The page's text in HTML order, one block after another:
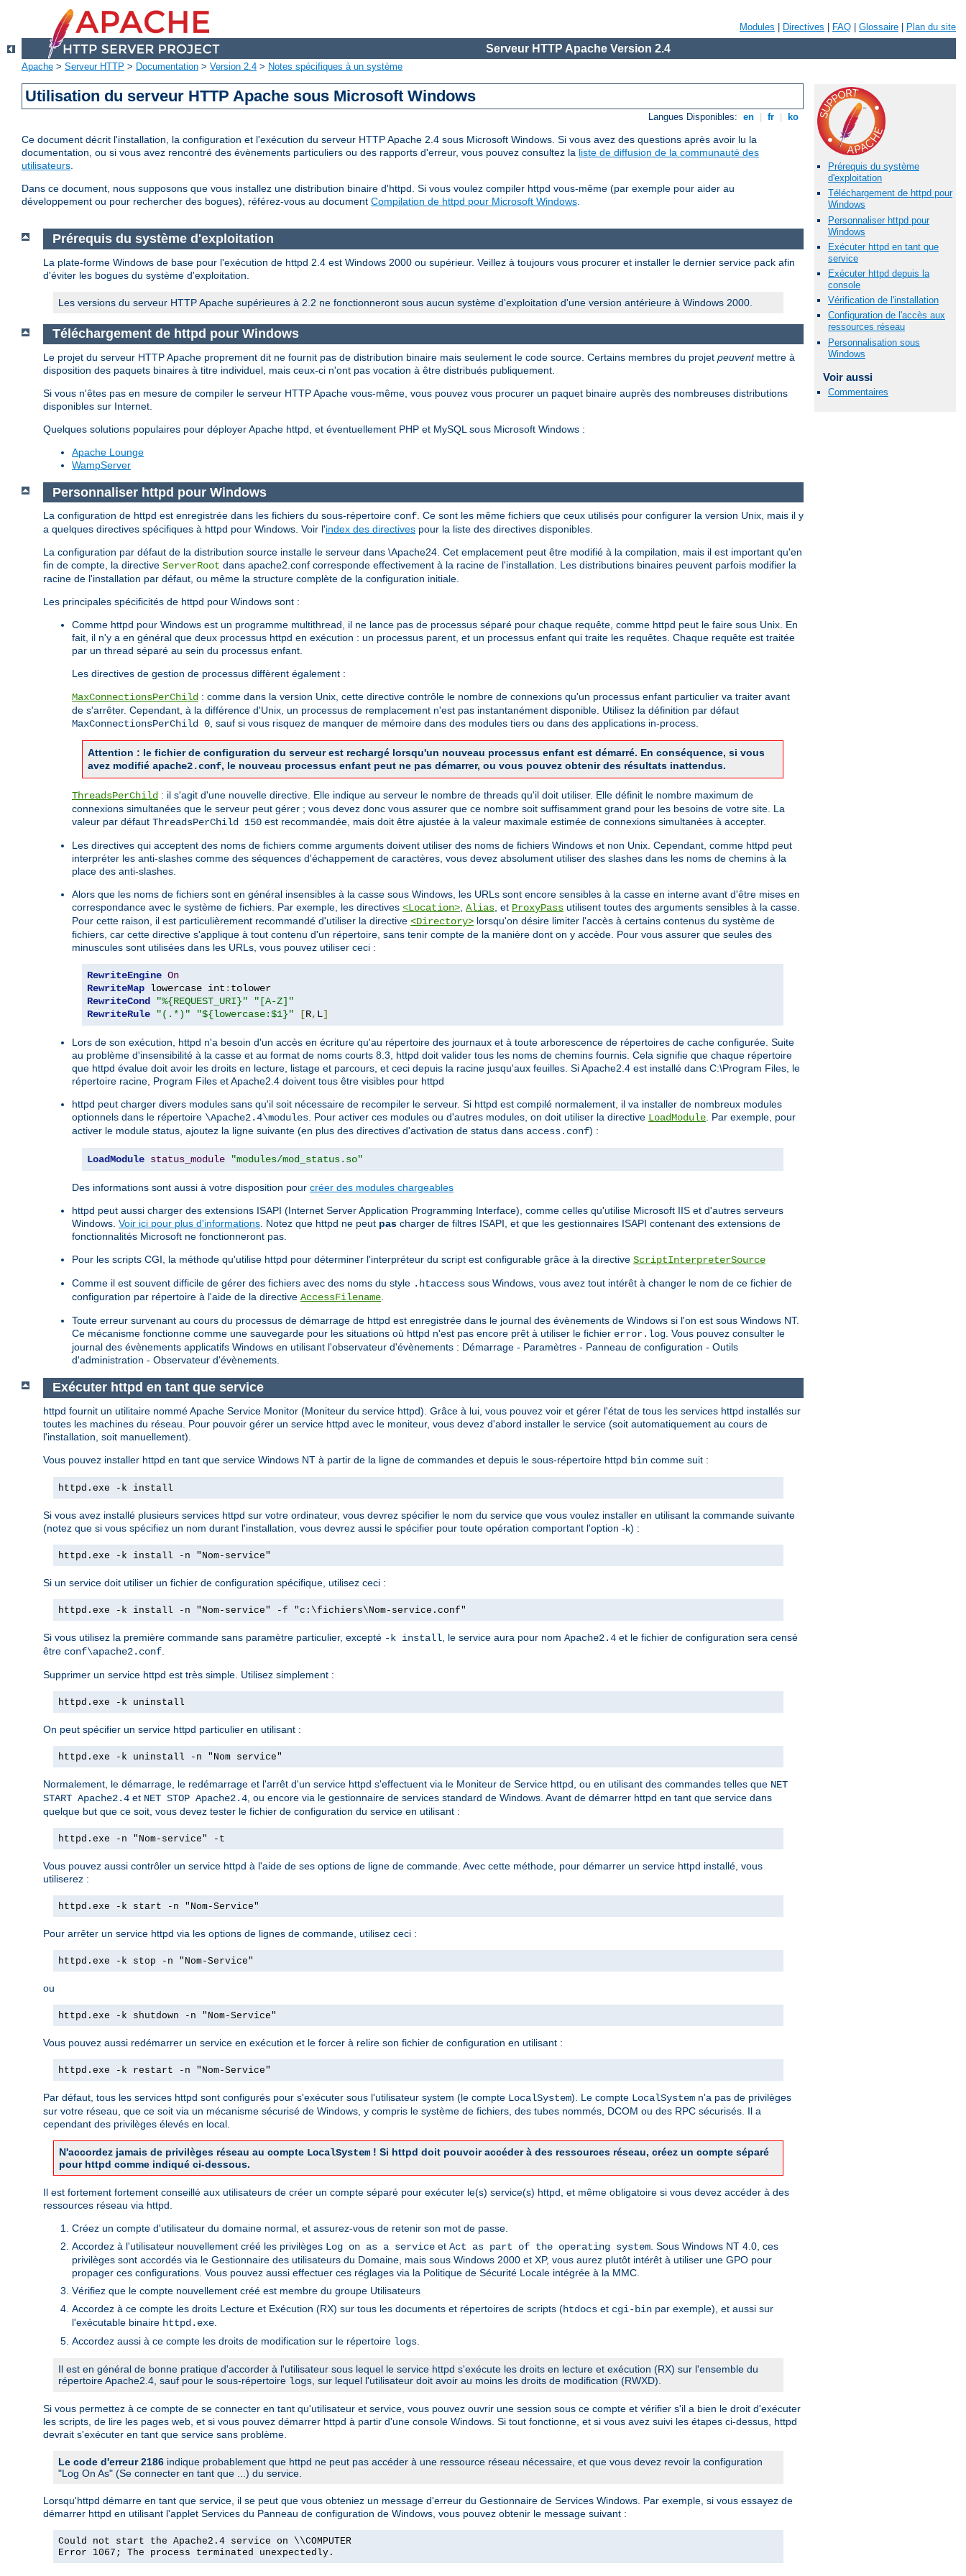
Modules Directives FAQ Glossaire Plan du site
Serveur HTTP Apache Version 2.4
Apache > Serveur HTTP > Documentation > Version 2.4 > Notes spécifiques à un système
Utilisation du serveur HTTP Apache sous Microsoft Windows
Langues Disponibles: en fr ko
Ce document décrit l'installation, la configuration et l'exécution du serveur HTTP Apache 2.4 sous Microsoft Windows. Si vous avez des questions après avoir lu la
documentation, ou si vous avez rencontré des évènements particuliers ou des rapports d'erreur, vous pouvez consultez la liste de diffusion de la communauté des
utilisateurs.
Dans ce document, nous supposons que vous installez une distribution binaire d'httpd. Si vous voulez compiler httpd vous-même (par exemple pour aider au
développement ou pour rechercher des bogues), référez-vous au document Compilation de httpd pour Microsoft Windows.
Prérequis du système
d'exploitation
Téléchargement de httpd pour
Windows
Personnaliser httpd pour
Windows
Exécuter httpd en tant que
service
Exécuter httpd depuis la
console
Vérification de l'installation
Configuration de l'accès aux
ressources réseau
Personnalisation sous
Windows
Voir aussi
Commentaires
Prérequis du système d'exploitation
La plate-forme Windows de base pour l'exécution de httpd 2.4 est Windows 2000 ou supérieur. Veillez à toujours vous procurer et installer le dernier service pack afin
d'éviter les bogues du système d'exploitation.
Les versions du serveur HTTP Apache supérieures à 2.2 ne fonctionneront sous aucun système d'exploitation d'une version antérieure à Windows 2000.
Téléchargement de httpd pour Windows
Le projet du serveur HTTP Apache proprement dit ne fournit pas de distribution binaire mais seulement le code source. Certains membres du projet peuventmettre à
disposition des paquets binaires à titre individuel, mais ceux-ci n'ont pas vocation à être distribués publiquement.
Si vous n'êtes pas en mesure de compiler le serveur HTTP Apache vous-même, vous pouvez vous procurer un paquet binaire auprès des nombreuses distributions
disponibles sur Internet.
Quelques solutions populaires pour déployer Apache httpd, et éventuellement PHP et MySQL sous Microsoft Windows :
Apache Lounge
WampServer
Personnaliser httpd pour Windows
La configuration de httpd est enregistrée dans les fichiers du sous-répertoire conf. Ce sont les même fichiers que ceux utilisés pour configurer la version Unix, mais il y
a quelques directives spécifiques à httpd pour Windows. Voir l'index des directives pour la liste des directives disponibles.
La configuration par défaut de la distribution source installe le serveur dans \Apache24. Cet emplacement peut être modifié à la compilation, mais il est important qu'en
fin de compte, la directive ServerRoot dans apache2.conf corresponde effectivement à la racine de l'installation. Les distributions binaires peuvent parfois modifier la
racine de l'installation par défaut, ou même la structure complète de la configuration initiale.
Les principales spécificités de httpd pour Windows sont :
Comme httpd pour Windows est un programme multithread, il ne lance pas de processus séparé pour chaque requête, comme httpd peut le faire sous Unix. En
fait, il n'y a en général que deux processus httpd en exécution : un processus parent, et un processus enfant qui traite les requêtes. Chaque requête est traitée
par un thread séparé au sein du processus enfant.
Les directives de gestion de processus diffèrent également :
MaxConnectionsPerChild : comme dans la version Unix, cette directive contrôle le nombre de connexions qu'un processus enfant particulier va traiter avant
de s'arrêter. Cependant, à la différence d'Unix, un processus de remplacement n'est pas instantanément disponible. Utilisez la définition par défaut
MaxConnectionsPerChild 0, sauf si vous risquez de manquer de mémoire dans des modules tiers ou dans des applications in-process.
Attention : le fichier de configuration du serveur est rechargé lorsqu'un nouveau processus enfant est démarré. En conséquence, si vous
avez modifié apache2.conf, le nouveau processus enfant peut ne pas démarrer, ou vous pouvez obtenir des résultats inattendus.
ThreadsPerChild : il s'agit d'une nouvelle directive. Elle indique au serveur le nombre de threads qu'il doit utiliser. Elle définit le nombre maximum de
connexions simultanées que le serveur peut gérer ; vous devez donc vous assurer que ce nombre soit suffisamment grand pour les besoins de votre site. La
valeur par défaut ThreadsPerChild 150 est recommandée, mais doit être ajustée à la valeur maximale estimée de connexions simultanées à accepter.
Les directives qui acceptent des noms de fichiers comme arguments doivent utiliser des noms de fichiers Windows et non Unix. Cependant, comme httpd peut
interpréter les anti-slashes comme des séquences d'échappement de caractères, vous devez absolument utiliser des slashes dans les noms de chemins à la
place des anti-slashes.
Alors que les noms de fichiers sont en général insensibles à la casse sous Windows, les URLs sont encore sensibles à la casse en interne avant d'être mises en
correspondance avec le système de fichiers. Par exemple, les directives <Location>, Alias, et ProxyPass utilisent toutes des arguments sensibles à la casse.
Pour cette raison, il est particulièrement recommandé d'utiliser la directive <Directory> lorsqu'on désire limiter l'accès à certains contenus du système de
fichiers, car cette directive s'applique à tout contenu d'un répertoire, sans tenir compte de la manière dont on y accède. Pour vous assurer que seules des
minuscules sont utilisées dans les URLs, vous pouvez utiliser ceci :
RewriteEngine On
RewriteMap lowercase int :
RewriteCond
"%{REQUEST_URI}"
"[A-Z]"
RewriteRule
"(.*)" "${lowercase:$1}" [R, L]
Lors de son exécution, httpd n'a besoin d'un accès en écriture qu'au répertoire des journaux et à toute arborescence de répertoires de cache configurée. Suite
au problème d'insensibilité à la casse et au format de noms courts 8.3, httpd doit valider tous les noms de chemins fournis. Cela signifie que chaque répertoire
que httpd évalue doit avoir les droits en lecture, listage et parcours, et ceci depuis la racine jusqu'aux feuilles. Si Apache2.4 est installé dans C:\Program Files, le
répertoire racine, Program Files et Apache2.4 doivent tous être visibles pour httpd
httpd peut charger divers modules sans qu'il soit nécessaire de recompiler le serveur. Si httpd est compilé normalement, il va installer de nombreux modules
optionnels dans le répertoire \Apache2.4\modules. Pour activer ces modules ou d'autres modules, on doit utiliser la directive LoadModule. Par exemple, pour
activer le module status, ajoutez la ligne suivante (en plus des directives d'activation de status dans access.conf) :
LoadModule status_module "modules/mod_status.so"
Des informations sont aussi à votre disposition pour créer des modules chargeables
httpd peut aussi charger des extensions ISAPI (Internet Server Application Programming Interface), comme celles qu'utilise Microsoft IIS et d'autres serveurs
Windows. Voir ici pour plus d'informations. Notez que httpd ne peut pas charger de filtres ISAPI, et que les gestionnaires ISAPI contenant des extensions de
fonctionnalités Microsoft ne fonctionneront pas.
Pour les scripts CGI, la méthode qu'utilise httpd pour déterminer l'interpréteur du script est configurable grâce à la directive ScriptInterpreterSource
Comme il est souvent difficile de gérer des fichiers avec des noms du style .htaccess sous Windows, vous avez tout intérêt à changer le nom de ce fichier de
configuration par répertoire à l'aide de la directive AccessFilename.
Toute erreur survenant au cours du processus de démarrage de httpd est enregistrée dans le journal des évènements de Windows si l'on est sous Windows NT.
Ce mécanisme fonctionne comme une sauvegarde pour les situations où httpd n'est pas encore prêt à utiliser le fichier error.log. Vous pouvez consulter le
journal des évènements applicatifs Windows en utilisant l'observateur d'évènements : Démarrage - Paramètres - Panneau de configuration - Outils
d'administration - Observateur d'évènements.
Exécuter httpd en tant que service
httpd fournit un utilitaire nommé Apache Service Monitor (Moniteur du service httpd). Grâce à lui, vous pouvez voir et gérer l'état de tous les services httpd installés sur
toutes les machines du réseau. Pour pouvoir gérer un service httpd avec le moniteur, vous devez d'abord installer le service (soit automatiquement au cours de
l'installation, soit manuellement).
Vous pouvez installer httpd en tant que service Windows NT à partir de la ligne de commandes et depuis le sous-répertoire httpd bin comme suit :
httpd.exe -k install
Si vous avez installé plusieurs services httpd sur votre ordinateur, vous devrez spécifier le nom du service que vous voulez installer en utilisant la commande suivante
(notez que si vous spécifiez un nom durant l'installation, vous devrez aussi le spécifier pour toute opération comportant l'option -k) :
httpd.exe -k install -n "Nom-service"
Si un service doit utiliser un fichier de configuration spécifique, utilisez ceci :
httpd.exe -k install -n "Nom-service" -f "c:\fichiers\Nom-service.conf"
Si vous utilisez la première commande sans paramètre particulier, excepté -k install , le service aura pour nom Apache2.4 et le fichier de configuration sera censé
être conf\apache2.conf
Supprimer un service httpd est très simple. Utilisez simplement :
httpd.exe -k uninstall
On peut spécifier un service httpd particulier en utilisant :
httpd.exe -k uninstall -n "Nom service"
Normalement, le démarrage, le redémarrage et l'arrêt d'un service httpd s'effectuent via le Moniteur de Service httpd, ou en utilisant des commandes telles que NET
START Apache2.4 et NET STOP Apache2.4 , ou encore via le gestionnaire de services standard de Windows. Avant de démarrer httpd en tant que service dans
quelque but que ce soit, vous devez tester le fichier de configuration du service en utilisant :
httpd.exe -n "Nom-service" -t
Vous pouvez aussi contrôler un service httpd à l'aide de ses options de ligne de commande. Avec cette méthode, pour démarrer un service httpd installé, vous
utiliserez :
httpd.exe -k start -n "Nom-Service"
Pour arrêter un service httpd via les options de lignes de commande, utilisez ceci :
httpd.exe -k stop -n "Nom-Service"
ou
httpd.exe -k shutdown -n "Nom-Service"
Vous pouvez aussi redémarrer un service en exécution et le forcer à relire son fichier de configuration en utilisant :
httpd.exe -k restart -n "Nom-Service"
Par défaut, tous les services httpd sont configurés pour s'exécuter sous l'utilisateur system (le compte LocalSystem). Le compte LocalSystem n'a pas de privilèges
sur votre réseau, que ce soit via un mécanisme sécurisé de Windows, y compris le système de fichiers, des tubes nommés, DCOM ou des RPC sécurisés. Il a
cependant des privilèges élevés en local.
N'accordez jamais de privilèges réseau au compte LocalSystem ! Si httpd doit pouvoir accéder à des ressources réseau, créez un compte séparé
pour httpd comme indiqué ci-dessous.
Il est fortement fortement conseillé aux utilisateurs de créer un compte séparé pour exécuter le(s) service(s) httpd, et même obligatoire si vous devez accéder à des
ressources réseau via httpd.
Créez un compte d'utilisateur du domaine normal, et assurez-vous de retenir son mot de passe.
Accordez à l'utilisateur nouvellement créé les privilèges Log on as a service et Act as part of the operating system . Sous Windows NT 4.0, ces
privilèges sont accordés via le Gestionnaire des utilisateurs du Domaine, mais sous Windows 2000 et XP, vous aurez plutôt intérêt à utiliser une GPO pour
propager ces configurations. Vous pouvez aussi effectuer ces réglages via la Politique de Sécurité Locale intégrée à la MMC.
Vérifiez que le compte nouvellement créé est membre du groupe Utilisateurs
Accordez à ce compte les droits Lecture et Exécution (RX) sur tous les documents et répertoires de scripts (htdocs et cgi-bin par exemple), et aussi sur
l'exécutable binaire httpd.exe
Accordez aussi à ce compte les droits de modification sur le répertoire logs
Il est en général de bonne pratique d'accorder à l'utilisateur sous lequel le service httpd s'exécute les droits en lecture et exécution (RX) sur l'ensemble du
répertoire Apache2.4, sauf pour le sous-répertoire logs , sur lequel l'utilisateur doit avoir au moins les droits de modification (RWXD).
Si vous permettez à ce compte de se connecter en tant qu'utilisateur et service, vous pouvez ouvrir une session sous ce compte et vérifier s'il a bien le droit d'exécuter
les scripts, de lire les pages web, et si vous pouvez démarrer httpd à partir d'une console Windows. Si tout fonctionne, et si vous avez suivi les étapes ci-dessus, httpd
devrait s'exécuter en tant que service sans problème.
Le code d'erreur 2186 indique probablement que httpd ne peut pas accéder à une ressource réseau nécessaire, et que vous devez revoir la configuration
"Log On As" (Se connecter en tant que ...) du service.
Lorsqu'httpd démarre en tant que service, il se peut que vous obteniez un message d'erreur du Gestionnaire de Services Windows. Par exemple, si vous essayez de
démarrer httpd en utilisant l'applet Services du Panneau de configuration de Windows, vous pouvez obtenir le message suivant :
Could not start the Apache2.4 service on \\COMPUTER
Error 1067; The process terminated unexpectedly.